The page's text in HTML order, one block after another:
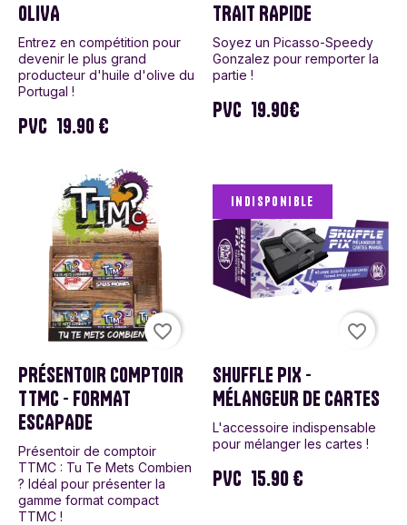
OLIVA
Entrez en compétition pour
devenir le plus grand
producteur d'huile d'olive du
Portugal !
PVC 19.90 €
TRAIT RAPIDE
Soyez un Picasso-Speedy
Gonzalez pour remporter la
partie !
PVC 19.90€
PRÉSENTOIR COMPTOIR
TTMC - FORMAT
ESCAPADE
Présentoir de comptoir
TTMC : Tu Te Mets Combien
? Idéal pour présenter la
gamme format compact
TTMC !
favorite_border
Indisponible
SHUFFLE PIX -
MÉLANGEUR DE CARTES
L'accessoire indispensable
pour mélanger les cartes !
PVC 15.90 €
favorite_border